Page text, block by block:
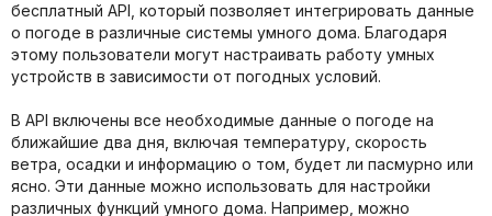
бесплатный API, который позволяет интегрировать данные
о погоде в различные системы умного дома. Благодаря
этому пользователи могут настраивать работу умных
устройств в зависимости от погодных условий.
В API включены все необходимые данные о погоде на
ближайшие два дня, включая температуру, скорость
ветра, осадки и информацию о том, будет ли пасмурно или
ясно. Эти данные можно использовать для настройки
различных функций умного дома. Например, можно